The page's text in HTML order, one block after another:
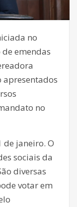
no
emendas
apresentados
no
de janeiro. O
sociais da
diversas
votar em